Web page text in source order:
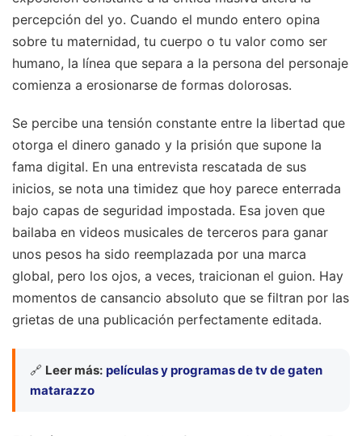
percepción del yo. Cuando el mundo entero opina
sobre tu maternidad, tu cuerpo o tu valor como ser
humano, la línea que separa a la persona del personaje
comienza a erosionarse de formas dolorosas.
Se percibe una tensión constante entre la libertad que
otorga el dinero ganado y la prisión que supone la
fama digital. En una entrevista rescatada de sus
inicios, se nota una timidez que hoy parece enterrada
bajo capas de seguridad impostada. Esa joven que
bailaba en videos musicales de terceros para ganar
unos pesos ha sido reemplazada por una marca
global, pero los ojos, a veces, traicionan el guion. Hay
momentos de cansancio absoluto que se filtran por las
grietas de una publicación perfectamente editada.
🔗 Leer más: películas y programas de tv de gaten
matarazzo